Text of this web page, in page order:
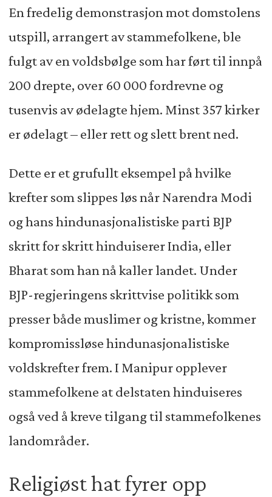
En fredelig demonstrasjon mot domstolens
utspill, arrangert av stammefolkene, ble
fulgt av en voldsbølge som har ført til innpå
200 drepte, over 60 000 fordrevne og
tusenvis av ødelagte hjem. Minst 357 kirker
er ødelagt – eller rett og slett brent ned.
Dette er et grufullt eksempel på hvilke
krefter som slippes løs når Narendra Modi
og hans hindunasjonalistiske parti BJP
skritt for skritt hinduiserer India, eller
Bharat som han nå kaller landet. Under
BJP-regjeringens skrittvise politikk som
presser både muslimer og kristne, kommer
kompromissløse hindunasjonalistiske
voldskrefter frem. I Manipur opplever
stammefolkene at delstaten hinduiseres
også ved å kreve tilgang til stammefolkenes
landområder.
Religiøst hat fyrer opp